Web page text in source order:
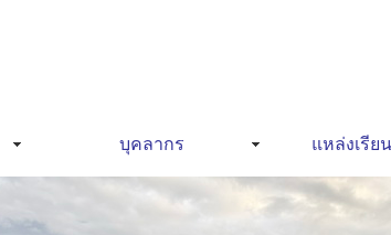
บุคลากร แหล่งเรีย